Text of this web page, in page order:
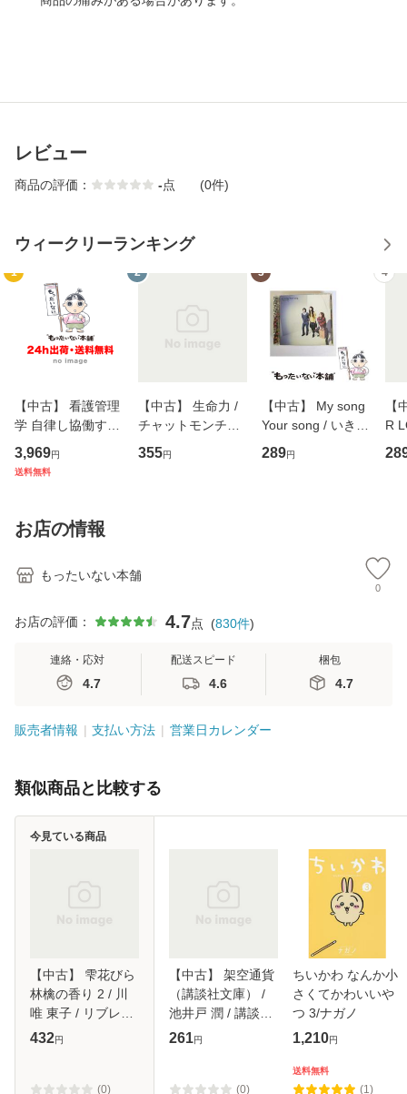
レビュー
商品の評価： -点 (0件)
ウィークリーランキング
1
【中古】 看護管理
学 自律し協働する
専門職の看護マネ
ジメントスキル 改
恵 藤本幸三 / 南江
堂 [単行
3,969円
送料無料
2
【中古】 生命力 /
チャットモンチー /
キューンレコード
[CD]【メール便送
355円
3
【中古】 My song
Your song / いきも
のがかり / [CD]
【メール便送料無
289円
4
【
R
産
お店の情報
もったいない本舗
0
お店の評価： 4.7点 (830件)
連絡・応対
4.7
配送スピード
4.6
梱包
4.7
販売者情報 支払い方法 営業日カレンダー
類似商品と比較する
【中古】 雫花びら
林檎の香り 2 / 川
唯 東子 / リブレ出
版 [コミック]【メ
432円
(0)
今見ている商品
【中古】 架空通貨
（講談社文庫） /
池井戸 潤 / 講談社
[文庫]【メール便送
261円
(0)
ちいかわ なんか小
さくてかわいいや
つ 3/ナガノ
1,210円
送料無料
(1)